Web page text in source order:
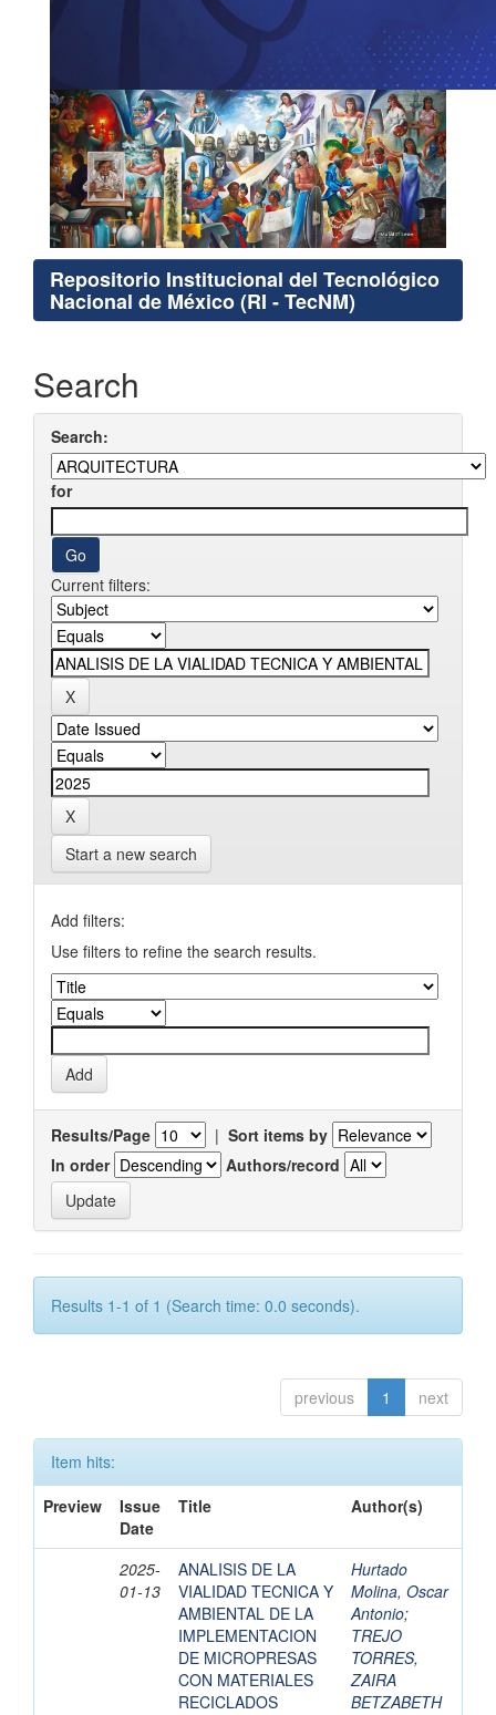
Repositorio Institucional del Tecnológico
Nacional de México (RI - TecNM)
Search
Search:
for
Current filters:
Start a new search
Add filters:
Use filters to refine the search results.
Results/Page | Sort items by
In order
Authors/record
Results 1-1 of 1 (Search time: 0.0 seconds).
previous 1 next
Item hits:
Preview
Issue
Date
Title Author(s)
2025-
01-13
ANALISIS DE LA
VIALIDAD TECNICA Y
AMBIENTAL DE LA
IMPLEMENTACION
DE MICROPRESAS
CON MATERIALES
RECICLADOS
Hurtado
Molina, Oscar
Antonio;
TREJO
TORRES,
ZAIRA
BETZABETH